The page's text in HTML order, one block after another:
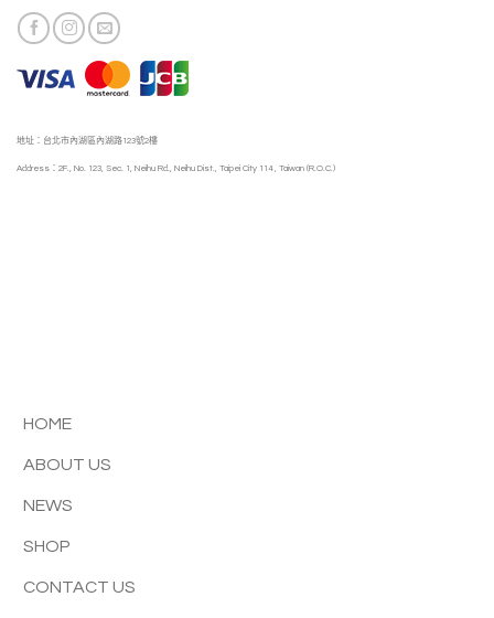
地址：台北市內湖區內湖路123號2樓
Address：2F., No. 123, Sec. 1, Neihu Rd., Neihu Dist., Taipei City 114 , Taiwan (R.O.C.)
HOME
ABOUT US
NEWS
SHOP
CONTACT US